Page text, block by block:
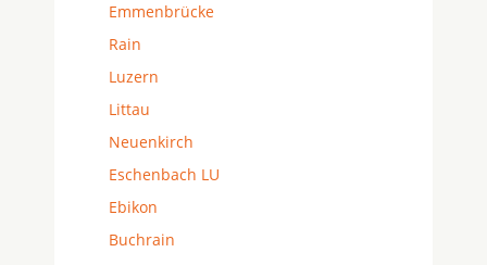
Emmenbrücke
Rain
Luzern
Littau
Neuenkirch
Eschenbach LU
Ebikon
Buchrain